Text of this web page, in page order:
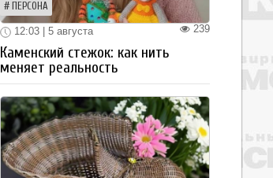
ПЕРСОНА
239
12:03 | 5 августа
Каменский стежок: как нить
меняет реальность